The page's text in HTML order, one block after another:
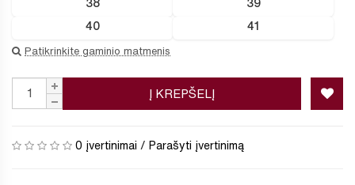
38 39
40 41
Patikrinkite gaminio matmenis
Į KREPŠELĮ
0 įvertinimai / Parašyti įvertinimą